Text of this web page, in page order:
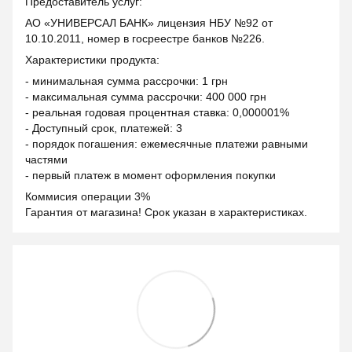
АО «УНИВЕРСАЛ БАНК» лицензия НБУ №92 от
10.10.2011, номер в госреестре банков №226.
Характеристики продукта:
- минимальная сумма рассрочки: 1 грн
- максимальная сумма рассрочки: 400 000 грн
- реальная годовая процентная ставка: 0,000001%
- Доступный срок, платежей: 3
- порядок погашения: ежемесячные платежи равными
частями
- первый платеж в момент оформления покупки
Коммисия операции 3%
Гарантия от магазина! Срок указан в характеристиках.